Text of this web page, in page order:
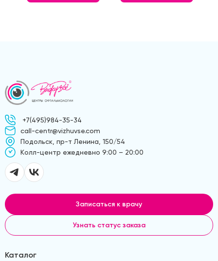
+7(495)984-35-34
call-centr@vizhuvse.com
Подольск, пр-т Ленина, 150/54
Kолл-центр ежедневно 9:00 – 20:00
Записаться к врачу
Узнать статус заказа
Каталог